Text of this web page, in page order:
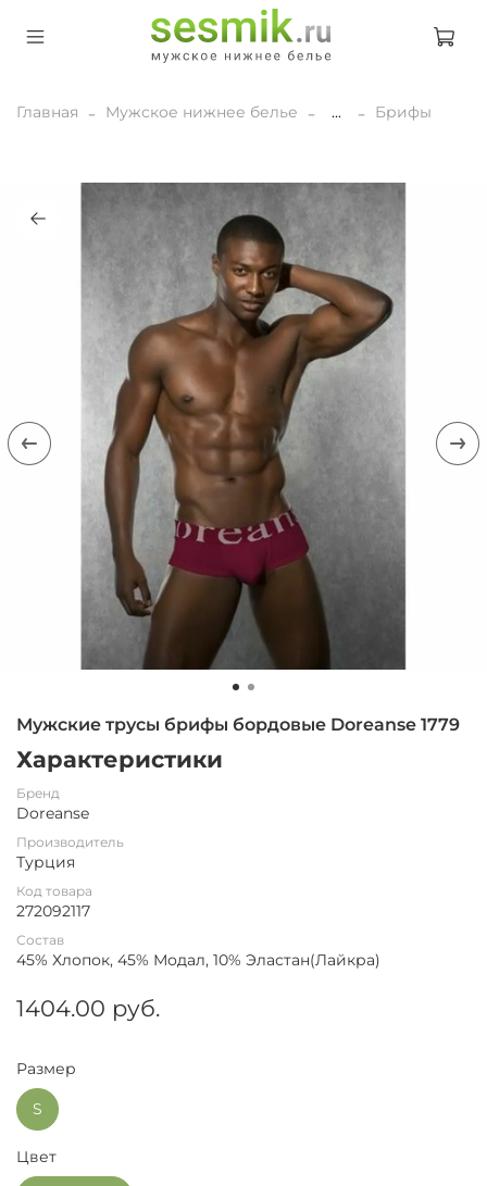
Главная Мужское нижнее белье ... Брифы
Мужские трусы брифы бордовые Doreanse 1779
Характеристики
Бренд
Doreanse
Производитель
Турция
Код товара
272092117
Состав
45% Хлопок, 45% Модал, 10% Эластан(Лайкра)
1404.00 руб.
Размер
S
Цвет